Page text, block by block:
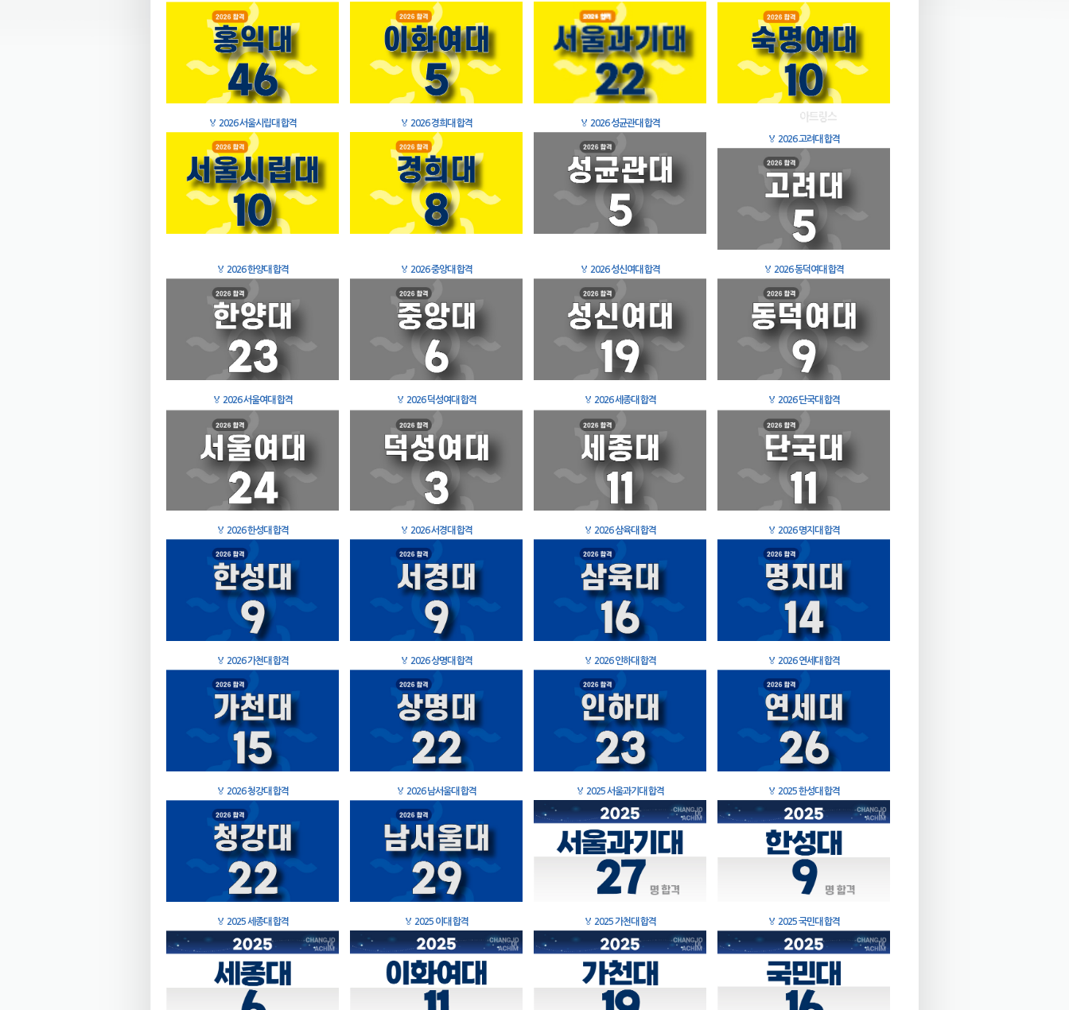
🏅 2026 서울시립대 합격 🏅 2026 경희대 합격 🏅 2026 성균관대 합격
🏅 2026 고려대 합격
🏅 2026 한양대 합격 🏅 2026 중앙대 합격 🏅 2026 성신여대 합격 🏅 2026 동덕여대 합격
🏅 2026 서울여대 합격 🏅 2026 덕성여대 합격 🏅 2026 세종대 합격 🏅 2026 단국대 합격
🏅 2026 한성대 합격 🏅 2026 서경대 합격 🏅 2026 삼육대 합격 🏅 2026 명지대 합격
🏅 2026 가천대 합격 🏅 2026 상명대 합격 🏅 2026 인하대 합격 🏅 2026 연세대 합격
🏅 2026 청강대 합격 🏅 2026 남서울대 합격 🏅 2025 서울과기대 합격 🏅 2025 한성대 합격
🏅 2025 세종대 합격 🏅 2025 이대 합격 🏅 2025 가천대 합격 🏅 2025 국민대 합격